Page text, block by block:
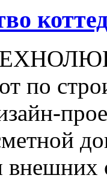
по
внешних